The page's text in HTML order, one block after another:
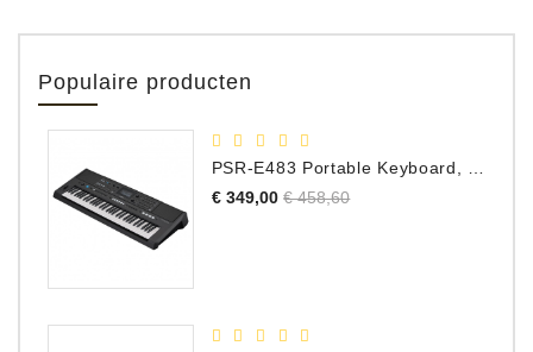
Populaire producten
€ 349,00 Normale
€ 458,60Prijs